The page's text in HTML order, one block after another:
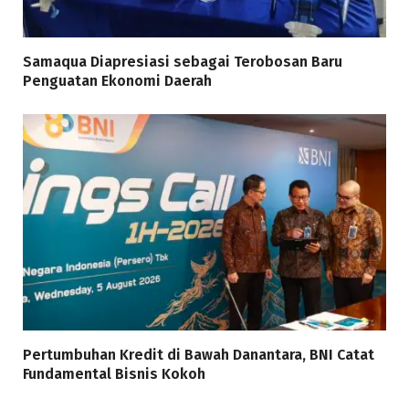
Samaqua Diapresiasi sebagai Terobosan Baru
Penguatan Ekonomi Daerah
Pertumbuhan Kredit di Bawah Danantara, BNI Catat
Fundamental Bisnis Kokoh